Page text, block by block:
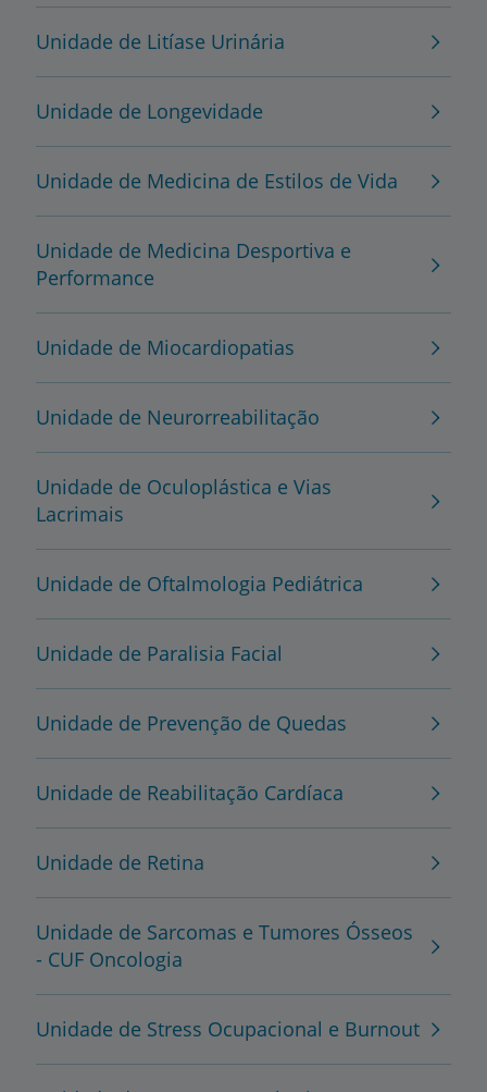
Unidade de Litíase Urinária
Unidade de Longevidade
Unidade de Medicina de Estilos de Vida
Unidade de Medicina Desportiva e
Performance
Unidade de Miocardiopatias
Unidade de Neurorreabilitação
Unidade de Oculoplástica e Vias
Lacrimais
Unidade de Oftalmologia Pediátrica
Unidade de Paralisia Facial
Unidade de Prevenção de Quedas
Unidade de Reabilitação Cardíaca
Unidade de Retina
Unidade de Sarcomas e Tumores Ósseos
- CUF Oncologia
Unidade de Stress Ocupacional e Burnout